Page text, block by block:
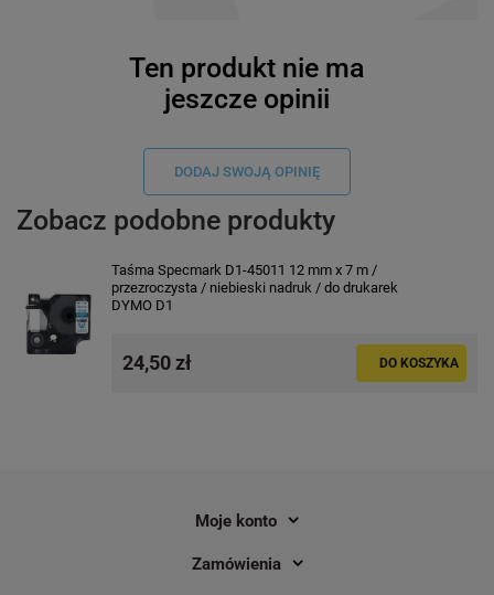
Ten produkt nie ma
jeszcze opinii
DODAJ SWOJĄ OPINIĘ
Zobacz podobne produkty
Taśma Specmark D1-45011 12 mm x 7 m /
przezroczysta / niebieski nadruk / do drukarek
DYMO D1
24,50 zł DO KOSZYKA
Moje konto
Zamówienia